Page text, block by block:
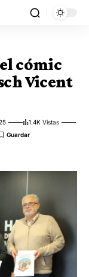
cómic
Vicent
1.4K Vistas